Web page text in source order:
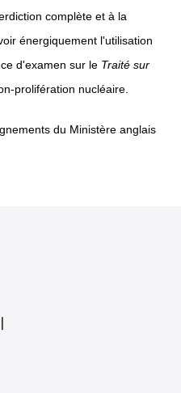
complète et à la
énergiquement l'utilisation
d'examen sur le Traité sur
prolifération nucléaire.
du Ministère anglais